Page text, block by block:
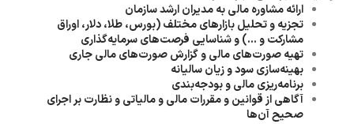
ارائه مشاوره مالی به مدیران ارشد سازمان
تجزیه‌ و تحلیل بازارهای مختلف (بورس، طلا، دلار، اوراق
مشارکت و ...) و شناسایی فرصت‌های سرمایه‌گذاری
تهیه صورت‌های مالی و گزارش صورت‌های مالی جاری
بهینه‌سازی سود و زیان سالیانه
برنامه‌ریزی مالی و بودجه‌بندی
آگاهی از قوانین و مقررات مالی و مالیاتی و نظارت بر اجرای
صحیح آن‌ها